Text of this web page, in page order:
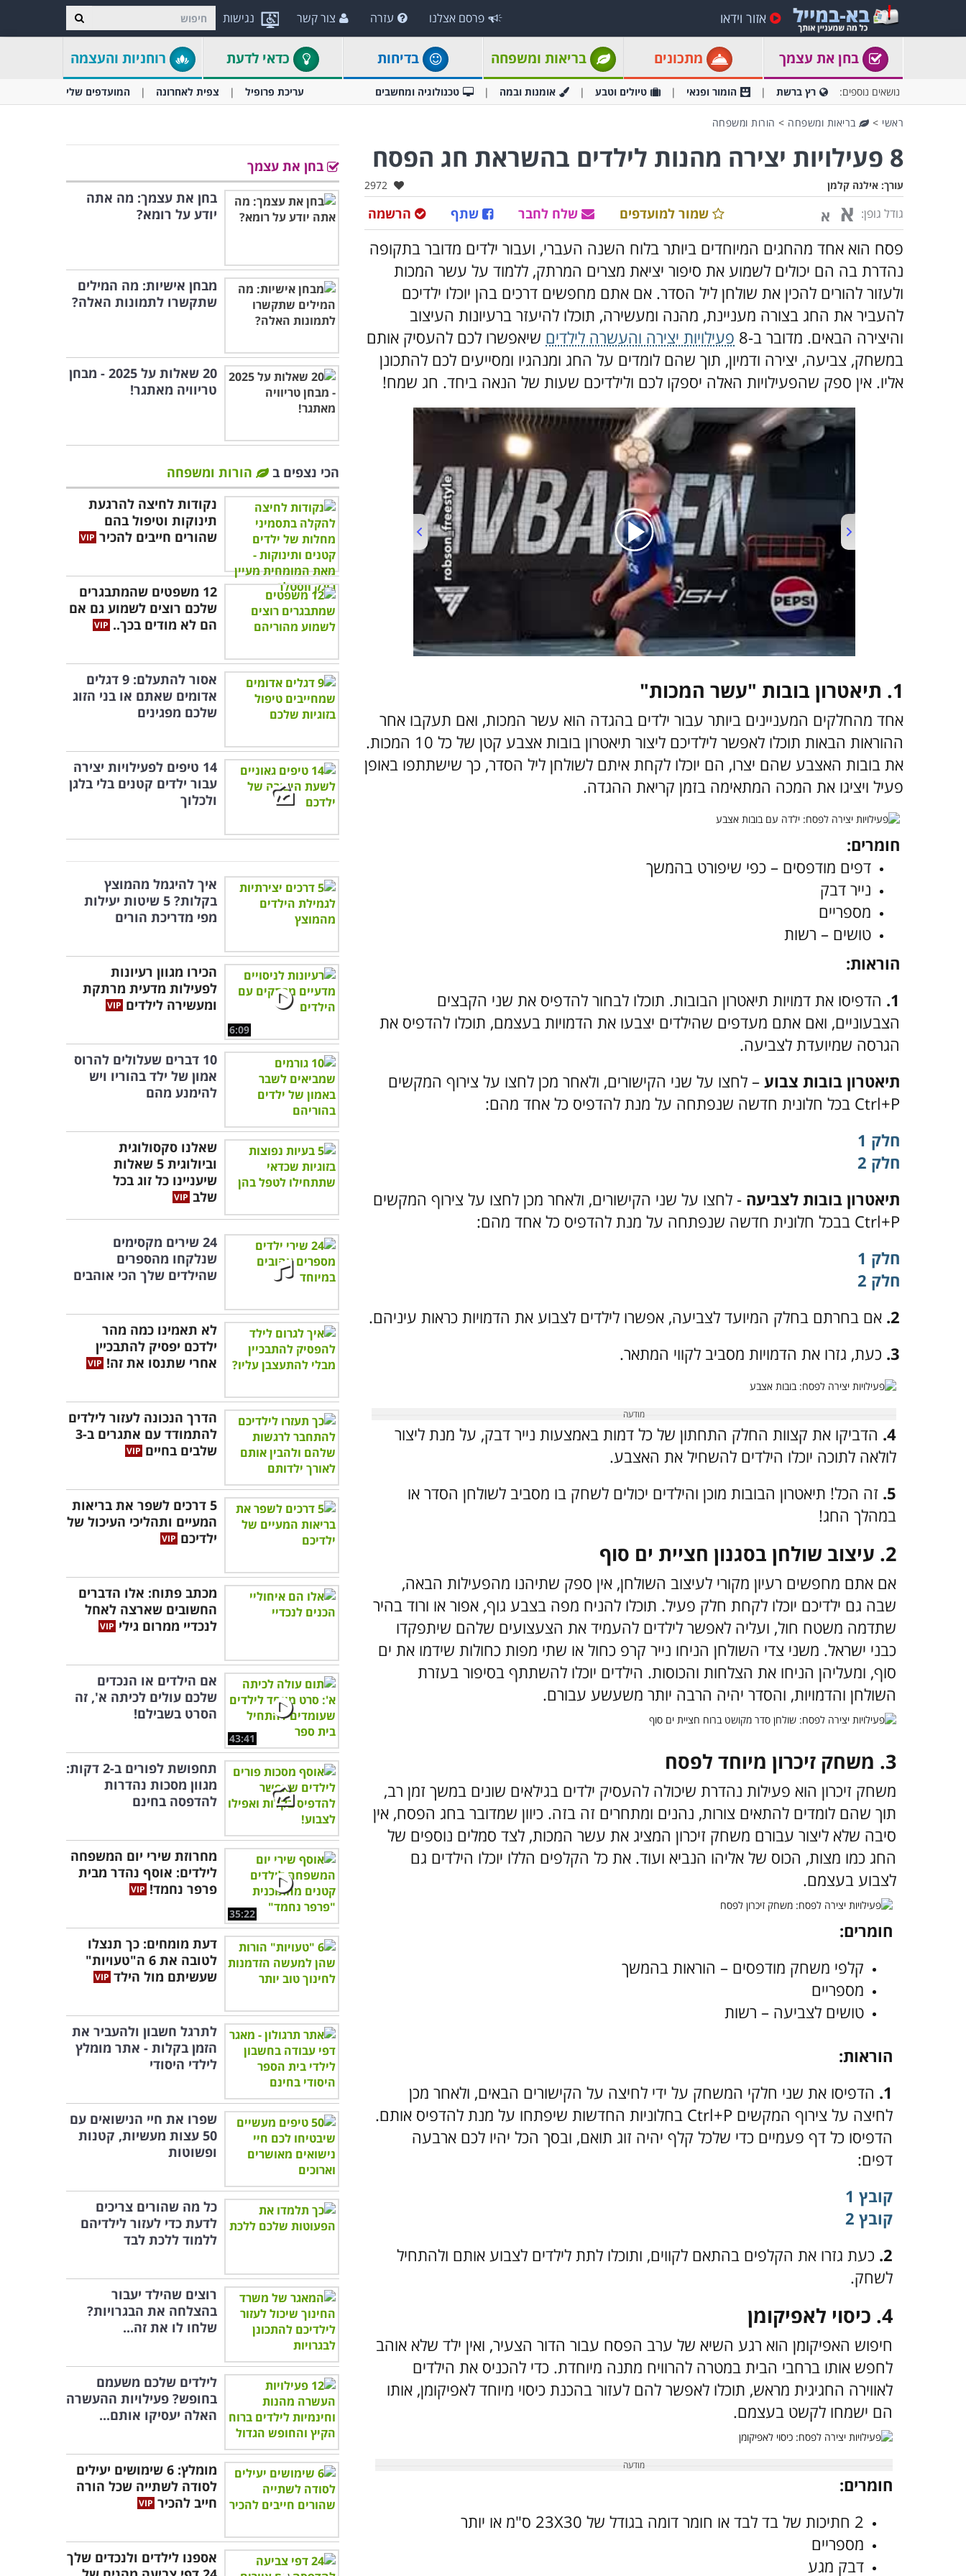
נגישות אזור וידאו פרסם אצלנו עזרה צור קשר
בחן את עצמך מתכונים בריאות ומשפחה בדיחות כדאי לדעת רוחניות והעצמה
נושאים נוספים: רץ ברשת הומור ופנאי טיולים וטבע אומנות ובמה טכנולוגיה ומחשבים עריכת פרופיל צפית לאחרונה המועדפים שלי
ראשי > בריאות ומשפחה > הורות ומשפחה
8 פעילויות יצירה מהנות לילדים בהשראת חג הפסח
עורך: אילנה קלמן אהבו:
2972
גודל גופן: א א הרשמה שתף שלח לחבר שמור למועדפים
פסח הוא אחד מהחגים המיוחדים ביותר בלוח השנה העברי, ועבור ילדים מדובר בתקופה
נהדרת בה הם יכולים לשמוע את סיפור יציאת מצרים המרתק, ללמוד על עשר המכות
ולעזור להורים להכין את שולחן ליל הסדר. אם אתם מחפשים דרכים בהן יוכלו ילדיכם
להעביר את החג בצורה מעניינת, מהנה ומעשירה, תוכלו להיעזר ברעיונות העיצוב
והיצירה הבאים. מדובר ב-8
פעילויות יצירה והעשרה לילדים שיאפשרו לכם להעסיק אותם
במשחק, צביעה, יצירה ודמיון, תוך שהם לומדים על החג ומנהגיו ומסייעים לכם להתכונן
אליו. אין ספק שהפעילויות האלה יספקו לכם ולילדיכם שעות של הנאה ביחד. חג שמח!
00:00/01:06
1. תיאטרון בובות "עשר המכות"
אחד מהחלקים המעניינים ביותר עבור ילדים בהגדה הוא עשר המכות, ואם תעקבו אחר
ההוראות הבאות תוכלו לאפשר לילדיכם ליצור תיאטרון בובות אצבע קטן של כל 10 המכות.
את בובות האצבע שהם יצרו, הם יוכלו לקחת איתם לשולחן ליל הסדר, כך שישתתפו באופן
פעיל ויציגו את המכה המתאימה בזמן קריאת ההגדה.
חומרים:
דפים מודפסים – כפי שיפורט בהמשך
נייר דבק
מספריים
טושים – רשות
הוראות:
1. הדפיסו את דמויות תיאטרון הבובות. תוכלו לבחור להדפיס את שני הקבצים
הצבעוניים, ואם אתם מעדפים שהילדים יצבעו את הדמויות בעצמם, תוכלו להדפיס את
הגרסה שמיועדת לצביעה.
תיאטרון בובות צבוע– לחצו על שני הקישורים, ולאחר מכן לחצו על צירוף המקשים
Ctrl+P בכל חלונית חדשה שנפתחה על מנת להדפיס כל אחד מהם:
חלק 1
חלק 2
תיאטרון בובות לצביעה - לחצו על שני הקישורים, ולאחר מכן לחצו על צירוף המקשים
Ctrl+P בבכל חלונית חדשה שנפתחה על מנת להדפיס כל אחד מהם:
חלק 1
חלק 2
2. אם בחרתם בחלק המיועד לצביעה, אפשרו לילדים לצבוע את הדמויות כראות עיניהם.
3. כעת, גזרו את הדמויות מסביב לקווי המתאר.
4. הדביקו את קצוות החלק התחתון של כל דמות באמצעות נייר דבק, על מנת ליצור
לולאה לתוכה יוכלו הילדים להשחיל את האצבע.
5. זה הכל! תיאטרון הבובות מוכן והילדים יכולים לשחק בו מסביב לשולחן הסדר או
במהלך החג!
2. עיצוב שולחן בסגנון חציית ים סוף
אם אתם מחפשים רעיון מקורי לעיצוב השולחן, אין ספק שתיהנו מהפעילות הבאה,
שבה גם ילדיכם יוכלו לקחת חלק פעיל. תוכלו להניח מפה בצבע גוף, אפור או ורוד בהיר
שתדמה משטח חול, ועליה לאפשר לילדים להעמיד את הצעצועים שלהם שיתפקדו
כבני ישראל. משני צדי השולחן הניחו נייר קרפ כחול או שתי מפות כחולות שידמו את ים
סוף, ומעליהן הניחו את הצלחות והכוסות. הילדים יוכלו להשתתף בסיפור בעזרת
השולחן והדמויות, והסדר יהיה הרבה יותר משעשע עבורם.
3. משחק זיכרון מיוחד לפסח
משחק זיכרון הוא פעילות נהדרת שיכולה להעסיק ילדים בגילאים שונים במשך זמן רב,
תוך שהם לומדים להתאים צורות, נהנים ומתחרים זה בזה. כיוון שמדובר בחג הפסח, אין
סיבה שלא ליצור עבורם משחק זיכרון המציג את עשר המכות, לצד סמלים נוספים של
החג כמו מצות, הכוס של אליהו הנביא ועוד. את כל הקלפים הללו יוכלו הילדים גם
לצבוע בעצמם.
חומרים:
קלפי משחק מודפסים – הוראות בהמשך
מספריים
טושים לצביעה – רשות
הוראות:
1. הדפיסו את שני חלקי המשחק על ידי לחיצה על הקישורים הבאים, ולאחר מכן
לחיצה על צירוף המקשים Ctrl+P בחלוניות החדשות שיפתחו על מנת להדפיס אותם.
הדפיסו כל דף פעמיים כדי שלכל קלף יהיה זוג תואם, ובסך הכל יהיו לכם ארבעה
דפים:
קובץ 1
קובץ 2
2. כעת גזרו את הקלפים בהתאם לקווים, ותוכלו לתת לילדים לצבוע אותם ולהתחיל
לשחק.
4. כיסוי לאפיקומן
חיפוש האפיקומן הוא רגע השיא של ערב הפסח עבור הדור הצעיר, ואין ילד שלא אוהב
לחפש אותו ברחבי הבית במטרה להרוויח מתנה מיוחדת. כדי להכניס את הילדים
לאווירה החגיגית מראש, תוכלו לאפשר להם לעזור בהכנת כיסוי מיוחד לאפיקומן, אותו
הם ישמחו לקשט בעצמם.
חומרים:
2 חתיכות של בד לבד או חומר דומה בגודל של 23X30 ס"מ או יותר
מספריים
דבק מגע
בחן את עצמך
בחן את עצמך: מה אתה
יודע על רומא?
מבחן אישיות: מה המילים
שתקשרו לתמונות האלה?
20 שאלות על 2025 - מבחן
טריוויה מאתגר!
הכי נצפים ב
הורות ומשפחה
נקודות לחיצה להרגעת
תינוקות וטיפול בהם
שהורים חייבים להכיר
12 משפטים שהמתבגרים
שלכם רוצים לשמוע גם אם
הם לא מודים בכך..
אסור להתעלם: 9 דגלים
אדומים שאתם או בני הזוג
שלכם מפגינים
14 טיפים לפעילויות יצירה
עבור ילדים קטנים בלי בלגן
ולכלוך
איך להיגמל מהמוצץ
בקלות? 5 שיטות יעילות
מפי מדריכת הורים
6:09
הכירו מגוון רעיונות
לפעילות מדעית מרתקת
ומעשירה לילדים
10 דברים שעלולים להרוס
אמון של ילד בהוריו ויש
להימנע מהם
שאלנו סקסולוגית
וביולוגית 5 שאלות
שיעניינו כל זוג בכל
שלב
24 שירים מקסימים
שנלקחו מהספרים
שהילדים שלך הכי אוהבים
לא תאמינו כמה מהר
ילדכם יפסיק להתבכיין
אחרי שתנסו את זה!
הדרך הנכונה לעזור לילדים
להתמודד עם אתגרים ב-3
שלבים בחיים
5 דרכים לשפר את בריאות
המעיים ותהליכי העיכול של
ילדיכם
מכתב פתוח: אלו הדברים
החשובים שארצה לאחל
לנכדיי ממרום גילי
43:41
אם הילדים או הנכדים
שלכם עולים לכיתה א', זה
הסרט בשבילם!
תחפושת לפורים ב-2 דקות:
מגוון מסכות נהדרות
להדפסה בחינם
35:22
מחרוזת שירי יום המשפחה
לילדים: אוסף נהדר מבית
פרפר נחמד!
דעת מומחים: כך תנצלו
לטובה את 6 ה"טעויות"
שעשיתם מול הילד
לתרגל חשבון ולהעביר את
הזמן בקלות - אתר מומלץ
לילדי היסודי
שפרו את חיי הנישואים עם
50 עצות מעשיות, קטנות
ופשוטות
כל מה שהורים צריכים
לדעת כדי לעזור לילדיהם
ללמוד ללכת לבד
רוצים שהילד יעבור
בהצלחה את הבגרויות?
שלחו לו את זה...
לילדים שלכם משעמם
בחופש? פעילויות ההעשרה
האלה יעסיקו אותם...
מומלץ: 6 שימושים יעילים
לסודה לשתייה שכל הורה
חייב להכיר
אספנו לילדים ולנכדים שלך